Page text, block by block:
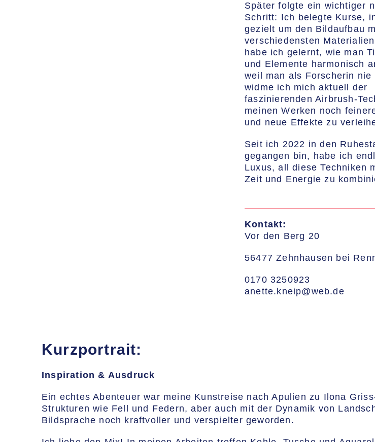
​Später folgte ein wichtiger
Schritt: Ich belegte Kurse,
gezielt um den Bildaufbau
verschiedensten
habe ich gelernt, wie man
und Elemente harmonisch
weil man als Forscherin nie
widme ich mich aktuell der
faszinierenden Airbrush-
meinen Werken noch
und neue Effekte zu
​Seit ich 2022 in den
gegangen bin, habe ich
Luxus, all diese Techniken
Zeit und Energie zu
Kontakt:
Vor den Berg 20
56477 Zehnhausen bei
0170 3250923
anette.kneip@web.de
Kurzportrait:
Inspiration & Ausdruck
​Ein echtes Abenteuer war meine Kunstreise nach Apulien zu Ilona
Strukturen wie Fell und Federn, aber auch mit der Dynamik von
Bildsprache noch kraftvoller und verspielter geworden.